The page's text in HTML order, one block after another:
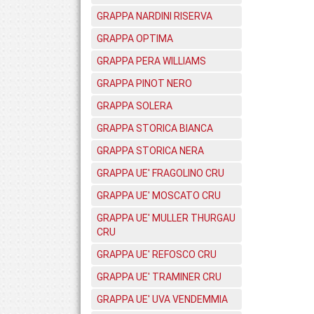
GRAPPA NARDINI RISERVA
GRAPPA OPTIMA
GRAPPA PERA WILLIAMS
GRAPPA PINOT NERO
GRAPPA SOLERA
GRAPPA STORICA BIANCA
GRAPPA STORICA NERA
GRAPPA UE' FRAGOLINO CRU
GRAPPA UE' MOSCATO CRU
GRAPPA UE' MULLER THURGAU
CRU
GRAPPA UE' REFOSCO CRU
GRAPPA UE' TRAMINER CRU
GRAPPA UE' UVA VENDEMMIA